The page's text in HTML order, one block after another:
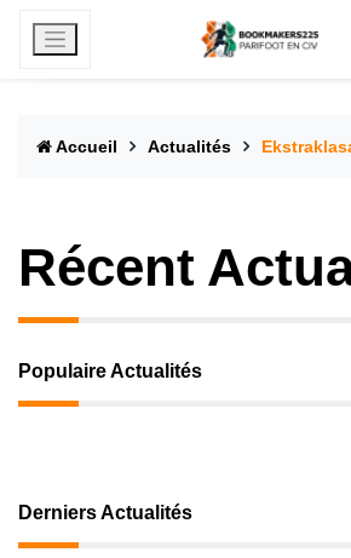
Accueil Actualités
Récent
Populaire Actualités
Derniers Actualités